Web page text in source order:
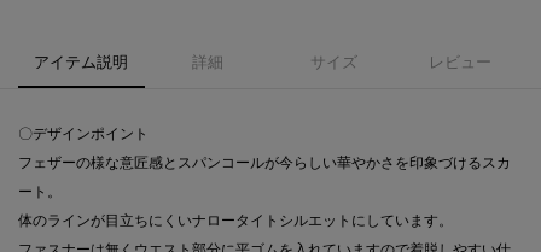
アイテム説明 詳細 サイズ レビュー
〇デザインポイント
フェザーの様な意匠感とスパンコールが今らしい華やかさを印象づけるスカ
ート。
体のラインが目立ちにくいナロータイトシルエットにしています。